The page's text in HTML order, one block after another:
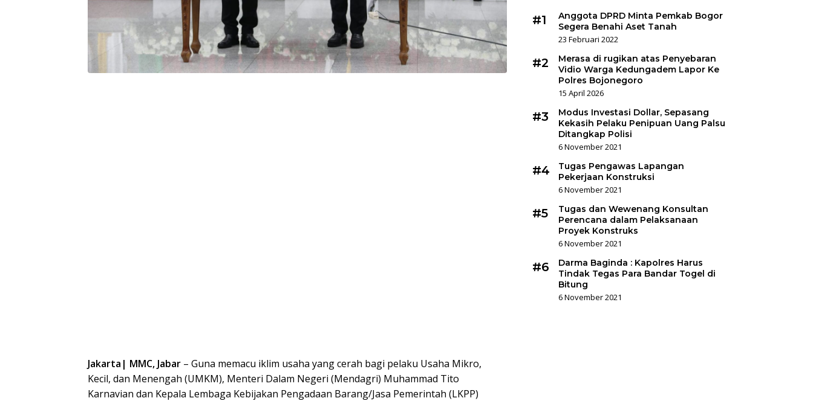
Jakarta| MMC, Jabar – Guna memacu iklim usaha yang cerah bagi pelaku Usaha Mikro,
Kecil, dan Menengah (UMKM), Menteri Dalam Negeri (Mendagri) Muhammad Tito
Karnavian dan Kepala Lembaga Kebijakan Pengadaan Barang/Jasa Pemerintah (LKPP)
#1
Anggota DPRD Minta Pemkab Bogor
Segera Benahi Aset Tanah
23 Februari 2022
#2
Merasa di rugikan atas Penyebaran
Vidio Warga Kedungadem Lapor Ke
Polres Bojonegoro
15 April 2026
#3
Modus Investasi Dollar, Sepasang
Kekasih Pelaku Penipuan Uang Palsu
Ditangkap Polisi
6 November 2021
#4
Tugas Pengawas Lapangan
Pekerjaan Konstruksi
6 November 2021
#5
Tugas dan Wewenang Konsultan
Perencana dalam Pelaksanaan
Proyek Konstruks
6 November 2021
#6
Darma Baginda : Kapolres Harus
Tindak Tegas Para Bandar Togel di
Bitung
6 November 2021